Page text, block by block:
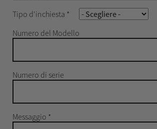
Tipo d'inchiesta *
Numero del Modello
Numero di serie
Messaggio *